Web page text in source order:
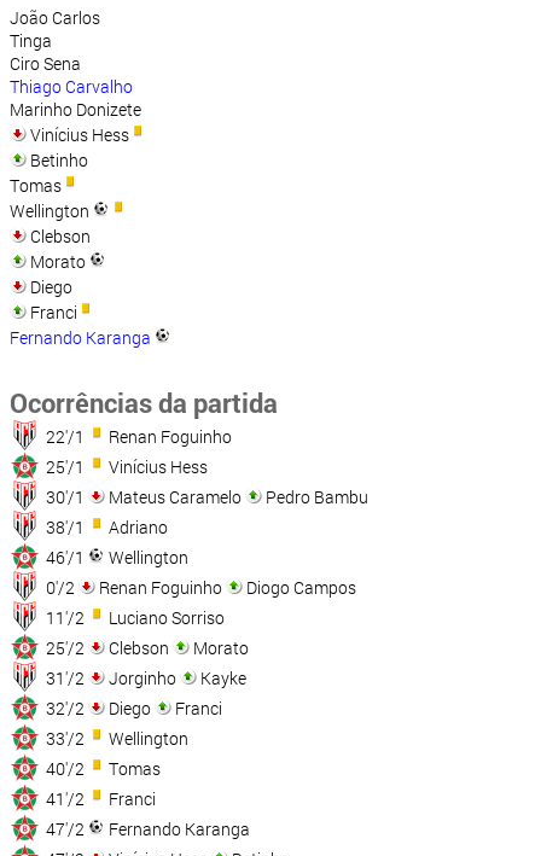
João Carlos
Tinga
Ciro Sena
Thiago Carvalho
Marinho Donizete
Vinícius Hess
Betinho
Tomas
Wellington
Clebson
Morato
Diego
Franci
Fernando Karanga
Ocorrências da partida
22'/1
Renan Foguinho
25'/1
Vinícius Hess
30'/1
Mateus Caramelo
Pedro Bambu
38'/1
Adriano
46'/1
Wellington
0'/2
Renan Foguinho
Diogo Campos
11'/2
Luciano Sorriso
25'/2
Clebson
Morato
31'/2
Jorginho
Kayke
32'/2
Diego
Franci
33'/2
Wellington
40'/2
Tomas
41'/2
Franci
47'/2
Fernando Karanga